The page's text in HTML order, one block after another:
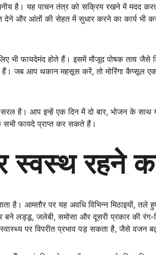
है। यह पाचन तंत्र को सक्रिय रखने में मदद
और आंतों की सेहत में सुधार करने का कार्य भी
भी फायदेमंद होते हैं। इसमें मौजूद पोषक तत्व जैसे
हैं। जब आप थकान महसूस करें, तो मोरिंगा कैप्सूल
है। आप इन्हें एक दिन में दो बार, भोजन के साथ
फायदे प्राप्त कर सकते हैं।
स्वस्थ रहने
है। आमतौर पर यह अवधि विभिन्न मिठाइयों,
बने लड्डू, जलेबी, समोसा और दूसरी प्रकार की
पर विपरीत प्रभाव पड़ सकता है, जैसे वजन